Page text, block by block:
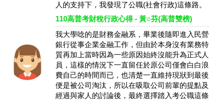
人的支持下，我發現了公職(社會行政)這條路。
110高普考財稅行政心得 - 黃○芬(高普雙榜)
我大學唸的是財務金融系，畢業後隨即進入民營
銀行從事企業金融工作，但由於本身沒有業務特
質再加上當時因為一些原因始終沒能升為正式人
員，這樣的情況下一直留任於原公司僅會白白浪
費自己的時間而已，也清楚一直維持現狀到最後
便是被公司淘汰，所以在吸取公司前輩的提點及
經過與家人的討論後，最終選擇踏入考公職這條